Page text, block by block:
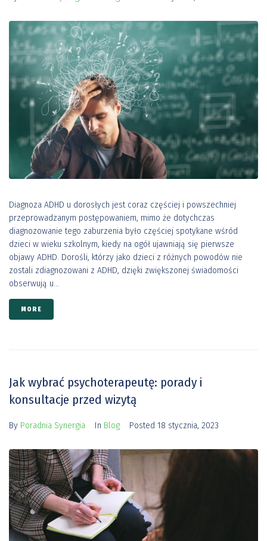
Diagnoza ADHD u dorosłych jest coraz częściej i powszechniej
przeprowadzanym postępowaniem, mimo że dotychczas
diagnozowanie tego zaburzenia było częściej spotykane wśród
dzieci w wieku szkolnym, kiedy na ogół ujawniają się pierwsze
objawy ADHD. Dorośli, którzy jako dzieci z różnych powodów nie
zostali zdiagnozowani z ADHD, dzięki zwiększonej świadomości
obserwują u...
MORE
Jak wybrać psychoterapeutę: porady i
konsultacje przed wizytą
By Poradnia Synergia In Blog Posted 18 stycznia, 2023